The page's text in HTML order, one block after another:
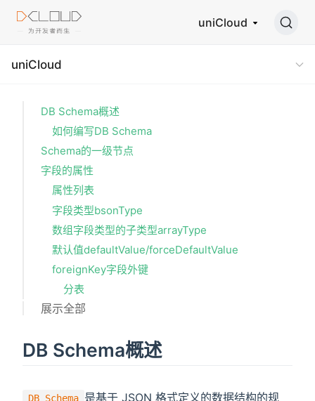
uniCloud
uniCloud
DB Schema概述
如何编写DB Schema
Schema的一级节点
字段的属性
属性列表
字段类型bsonType
数组字段类型的子类型arrayType
默认值defaultValue/forceDefaultValue
foreignKey字段外键
分表
展示全部
DB Schema概述
DB Schema 是基于 JSON 格式定义的数据结构的规